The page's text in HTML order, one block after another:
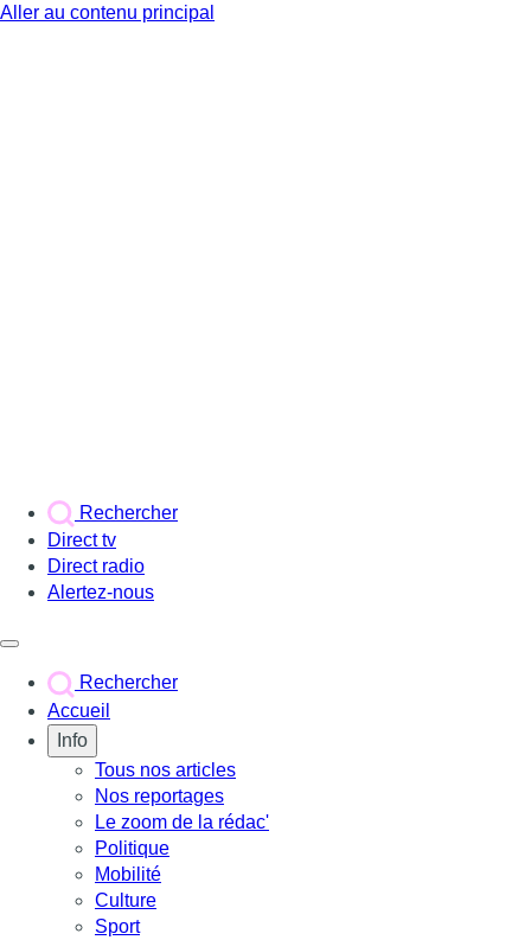
Aller au contenu principal
Rechercher
Direct tv
Direct radio
Alertez-nous
Rechercher
Accueil
Info
Tous nos articles
Nos reportages
Le zoom de la rédac'
Politique
Mobilité
Culture
Sport